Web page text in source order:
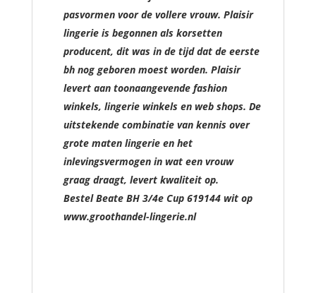
pasvormen voor de vollere vrouw. Plaisir
lingerie is begonnen als korsetten
producent, dit was in de tijd dat de eerste
bh nog geboren moest worden. Plaisir
levert aan toonaangevende fashion
winkels, lingerie winkels en web shops. De
uitstekende combinatie van kennis over
grote maten lingerie en het
inlevingsvermogen in wat een vrouw
graag draagt, levert kwaliteit op.
Bestel Beate BH 3/4e Cup 619144 wit op
www.groothandel-lingerie.nl